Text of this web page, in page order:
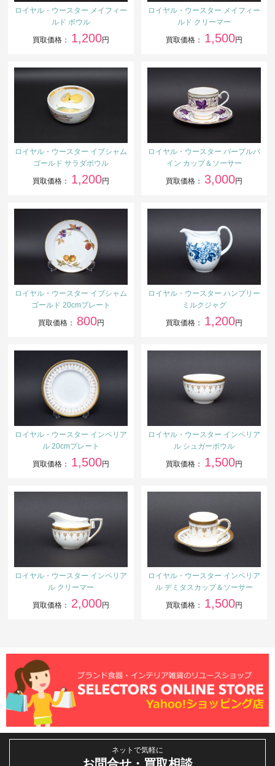
ロイヤル・ウースター メイフィー
ルド ボウル
買取価格： 1,200円
ロイヤル・ウースター メイフィー
ルド クリーマー
買取価格： 1,500円
ロイヤル・ウースター イブシャム
ゴールド サラダボウル
買取価格： 1,200円
ロイヤル・ウースター パープルバ
イン カップ＆ソーサー
買取価格： 3,000円
ロイヤル・ウースター イブシャム
ゴールド 20cmプレート
買取価格： 800円
ロイヤル・ウースター ハンブリー
ミルクジャグ
買取価格： 1,200円
ロイヤル・ウースター インペリア
ル 20cmプレート
買取価格： 1,500円
ロイヤル・ウースター インペリア
ル シュガーボウル
買取価格： 1,500円
ロイヤル・ウースター インペリア
ル クリーマー
買取価格： 2,000円
ロイヤル・ウースター インペリア
ル デミタスカップ＆ソーサー
買取価格： 1,500円
ネットで気軽に